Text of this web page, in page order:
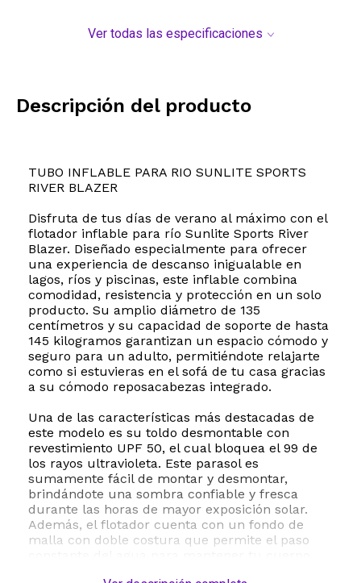
Ver todas las especificaciones
Descripción del producto
TUBO INFLABLE PARA RIO SUNLITE SPORTS
RIVER BLAZER
Disfruta de tus días de verano al máximo con el
flotador inflable para río Sunlite Sports River
Blazer. Diseñado especialmente para ofrecer
una experiencia de descanso inigualable en
lagos, ríos y piscinas, este inflable combina
comodidad, resistencia y protección en un solo
producto. Su amplio diámetro de 135
centímetros y su capacidad de soporte de hasta
145 kilogramos garantizan un espacio cómodo y
seguro para un adulto, permitiéndote relajarte
como si estuvieras en el sofá de tu casa gracias
a su cómodo reposacabezas integrado.
Una de las características más destacadas de
este modelo es su toldo desmontable con
revestimiento UPF 50, el cual bloquea el 99 de
los rayos ultravioleta. Este parasol es
sumamente fácil de montar y desmontar,
brindándote una sombra confiable y fresca
durante las horas de mayor exposición solar.
Además, el flotador cuenta con un fondo de
malla con doble costura que permite el paso